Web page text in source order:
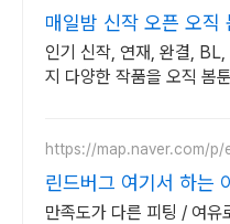
매일밤 신작 오픈 오직
인기 신작, 연재, 완결,
지 다양한 작품을 오직 봄
https://map.naver.com/p/
린드버그 여기서 하는
만족도가 다른 피팅 / 여유